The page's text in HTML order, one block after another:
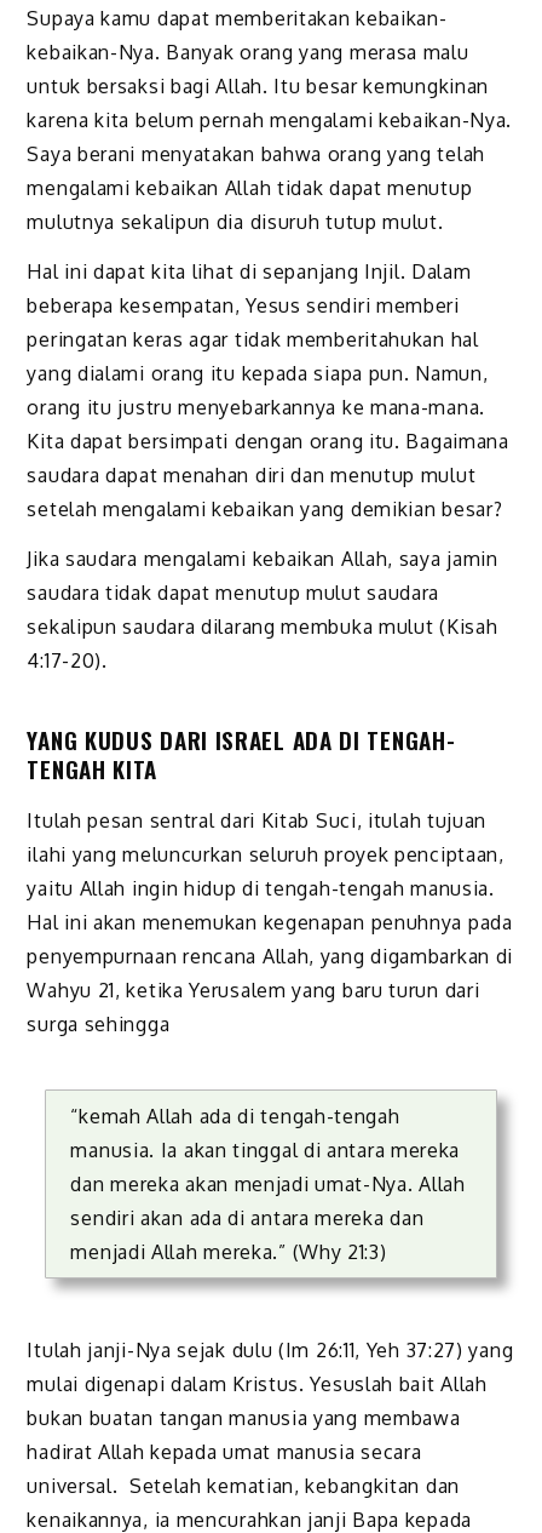
Supaya kamu dapat memberitakan kebaikan-
kebaikan-Nya. Banyak orang yang merasa malu
untuk bersaksi bagi Allah. Itu besar kemungkinan
karena kita belum pernah mengalami kebaikan-Nya.
Saya berani menyatakan bahwa orang yang telah
mengalami kebaikan Allah tidak dapat menutup
mulutnya sekalipun dia disuruh tutup mulut.
Hal ini dapat kita lihat di sepanjang Injil. Dalam
beberapa kesempatan, Yesus sendiri memberi
peringatan keras agar tidak memberitahukan hal
yang dialami orang itu kepada siapa pun. Namun,
orang itu justru menyebarkannya ke mana-mana.
Kita dapat bersimpati dengan orang itu. Bagaimana
saudara dapat menahan diri dan menutup mulut
setelah mengalami kebaikan yang demikian besar?
Jika saudara mengalami kebaikan Allah, saya jamin
saudara tidak dapat menutup mulut saudara
sekalipun saudara dilarang membuka mulut (Kisah
4:17-20).
YANG KUDUS DARI ISRAEL ADA DI TENGAH-
TENGAH KITA
Itulah pesan sentral dari Kitab Suci, itulah tujuan
ilahi yang meluncurkan seluruh proyek penciptaan,
yaitu Allah ingin hidup di tengah-tengah manusia.
Hal ini akan menemukan kegenapan penuhnya pada
penyempurnaan rencana Allah, yang digambarkan di
Wahyu 21, ketika Yerusalem yang baru turun dari
surga sehingga
“kemah Allah ada di tengah-tengah
manusia. Ia akan tinggal di antara mereka
dan mereka akan menjadi umat-Nya. Allah
sendiri akan ada di antara mereka dan
menjadi Allah mereka.” (Why 21:3)
Itulah janji-Nya sejak dulu (Im 26:11, Yeh 37:27) yang
mulai digenapi dalam Kristus. Yesuslah bait Allah
bukan buatan tangan manusia yang membawa
hadirat Allah kepada umat manusia secara
universal. Setelah kematian, kebangkitan dan
kenaikannya, ia mencurahkan janji Bapa kepada